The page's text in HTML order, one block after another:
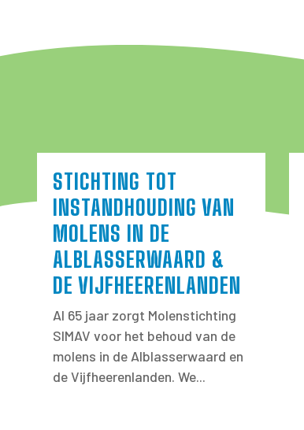
STICHTING TOT
INSTANDHOUDING VAN
MOLENS IN DE
ALBLASSERWAARD &
DE VIJFHEERENLANDEN
Al 65 jaar zorgt Molenstichting
SIMAV voor het behoud van de
molens in de Alblasserwaard en
de Vijfheerenlanden. We...